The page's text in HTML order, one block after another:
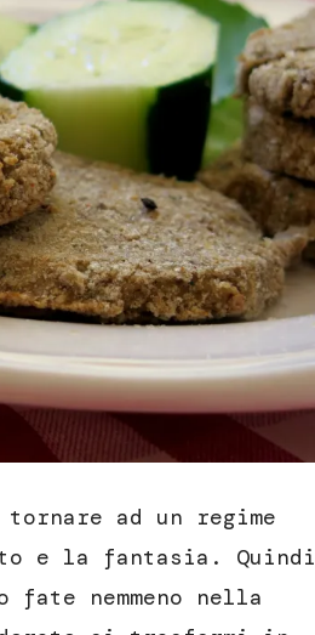
ad un regime
e la fantasia. Quindi
nemmeno nella